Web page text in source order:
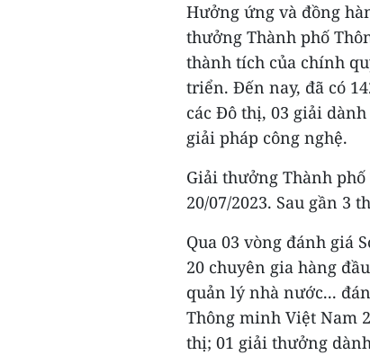
Hưởng ứng và đồng
thưởng Thành phố
thành tích của chính
triển. Đến nay, đã có
các Đô thị, 03 giải
giải pháp công nghệ.
Giải thưởng Thành
20/07/2023. Sau gần 3
Qua 03 vòng đánh giá
20 chuyên gia hàng
quản lý nhà nước...
Thông minh Việt Nam
thị; 01 giải thưởng